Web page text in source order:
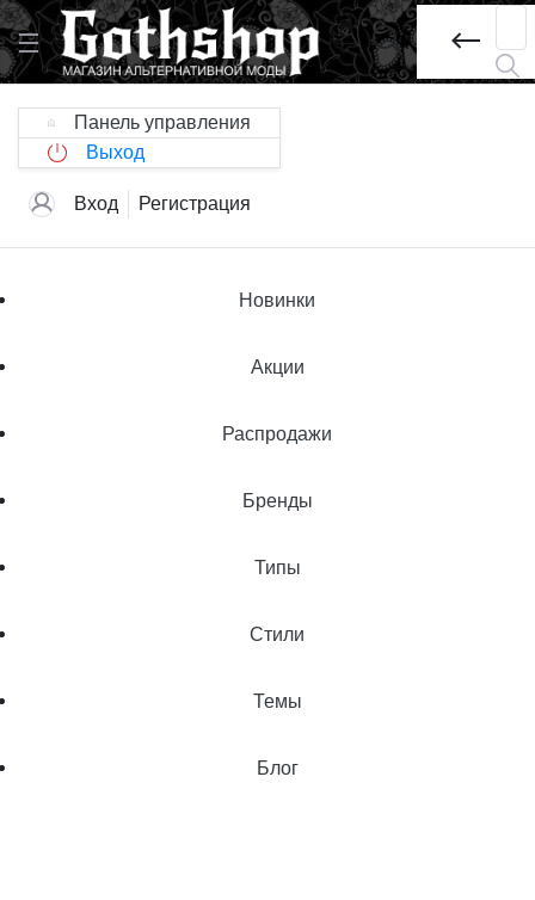
Панель управления
Выход
Вход Регистрация
Новинки
Акции
Распродажи
Бренды
Типы
Стили
Темы
Блог